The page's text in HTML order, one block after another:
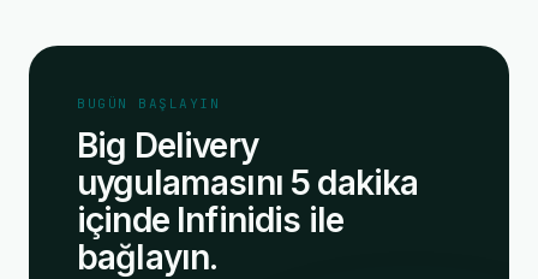
BUGÜN BAŞLAYIN
Big Delivery
uygulamasını 5 dakika
içinde Infinidis ile
bağlayın.